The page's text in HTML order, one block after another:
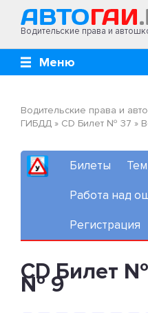
Водительские права и
Меню
Водительские права и
ГИБДД » CD Билет № 37 »
Билеты
Работа над
Регистрация
CD Билет
№ 9